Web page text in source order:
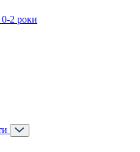
2 роки